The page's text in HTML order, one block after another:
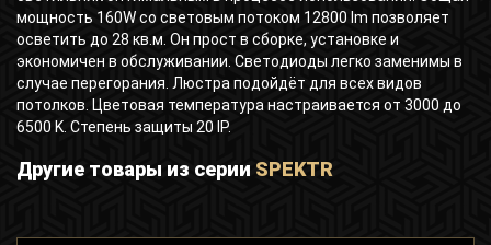
мощность 160W со световым потоком 12800 lm позволяет
осветить до 28 кв.м. Он прост в сборке, установке и
экономичен в обслуживании. Светодиоды легко заменимы в
случае перегорания. Люстра подойдёт для всех видов
потолков. Цветовая температура настраивается от 3000 до
6500 K. Степень защиты 20 IP.
Другие товары из серии SPEKTR